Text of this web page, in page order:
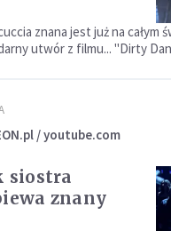
znana jest już na całym
utwór z filmu... "Dirty
/ youtube.com
siostra
znany